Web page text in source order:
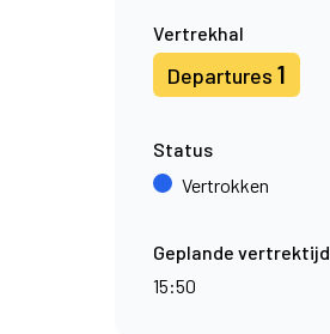
Vertrekhal
Departures 1
Status
Vertrokken
Geplande vertrektijd
15:50